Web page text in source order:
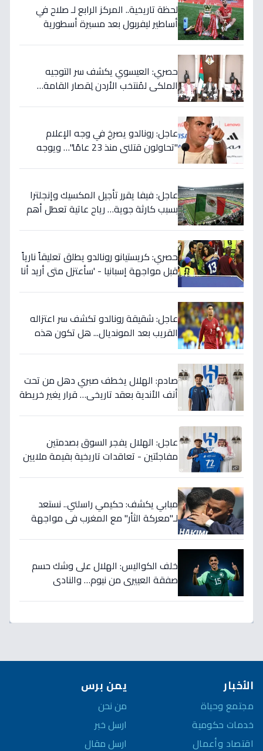
لحظة تاريخية.. المركز الرابع لـ صلاح في
أساطير ليفربول بعد مسيرة أسطورية
حصري: العيسوي يكشف سر التوجيه
الملكي لمُنتخب الأردن لِقصار القامة…
عاجل: رونالدو يصرخ في وجه الإعلام
"تحاولون قتلني منذ 23 عامًا"… ويوجه
عاجل: فيفا يقرر تأجيل المكسيك وإنجلترا
بسبب كارثة جوية… رياح عاتية تعطل أهم
حصري: كريستيانو رونالدو يطلق تعليقاً نارياً
قبل مواجهة إسبانيا - 'سأعتزل متى أريد أنا
عاجل: شقيقة رونالدو تكشف سر اعتزاله
القريب بعد المونديال... هل تكون هذه
صادم: الهلال يخطف صبري دهل من تحت
أنف الأندية بعقد تاريخي… قرار يغير خريطة
عاجل: الهلال يفجر السوق بصدمتين
مفاجئتين - تعاقدات تاريخية بقيمة ملايين
مبابي يكشف: حكيمي راسلني.. نستعد
لـ"معركة الثأر" مع المغرب في مواجهة
خلف الكواليس: الهلال على وشك حسم
صفقة العييري من نيوم… والنادي
الأخبار
مجتمع وحياة
خدمات حكومية
اقتصاد وأعمال
يمن برس
من نحن
ارسل خبر
ارسل مقال